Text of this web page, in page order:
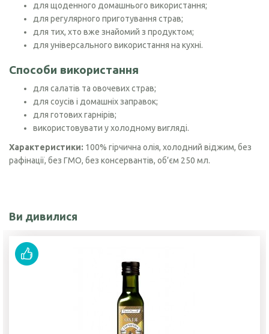
для щоденного домашнього використання;
для регулярного приготування страв;
для тих, хто вже знайомий з продуктом;
для універсального використання на кухні.
Способи використання
для салатів та овочевих страв;
для соусів і домашніх заправок;
для готових гарнірів;
використовувати у холодному вигляді.
Характеристики: 100% гірчична олія, холодний віджим, без
рафінації, без ГМО, без консервантів, об’єм 250 мл.
Ви дивилися